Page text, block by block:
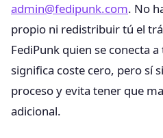
admin@fedipunk.com. No
propio ni redistribuir tú el
FediPunk quien se conecta
significa coste cero, pero sí
proceso y evita tener que
adicional.